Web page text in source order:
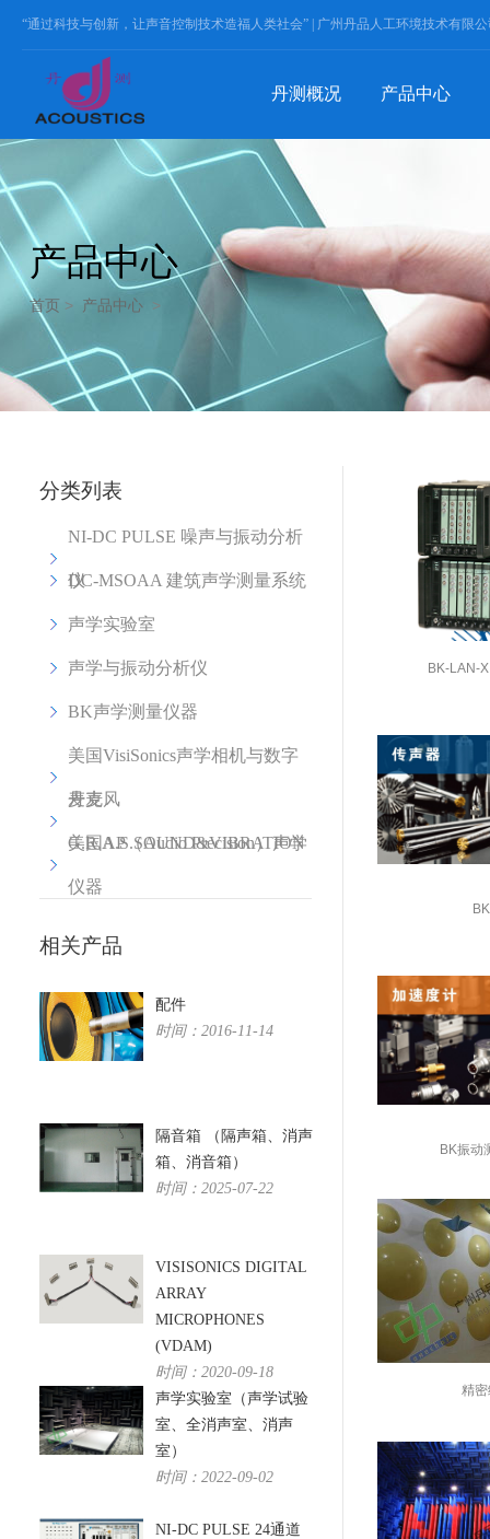
“通过科技与创新，让声音控制技术造福人类社会” | 广州丹品人工环境技术有限公
丹测概况 产品中心
产品中心
首页 > 产品中心>
BK-LAN-
BK振动
精
分类列表
NI-DC PULSE 噪声与振动分析
仪
DC-MSOAA 建筑声学测量系统
声学实验室
声学与振动分析仪
BK声学测量仪器
美国VisiSonics声学相机与数字
麦克风
丹麦
G.R.A.S.SOUND&VIBRATION
美国AP（Audio Precision）声学
仪器
相关产品
配件
时间：2016-11-14
隔音箱 （隔声箱、消声
箱、消音箱）
时间：2025-07-22
VISISONICS DIGITAL
ARRAY
MICROPHONES
(VDAM)
时间：2020-09-18
声学实验室（声学试验
室、全消声室、消声
室）
时间：2022-09-02
NI-DC PULSE 24通道